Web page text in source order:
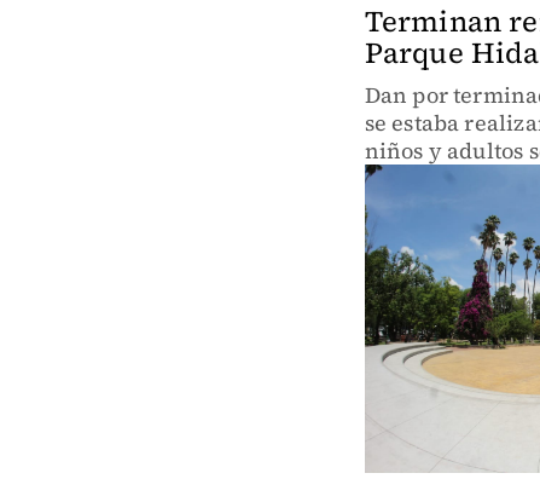
Terminan
Parque
Dan por
se estaba
niños y adultos